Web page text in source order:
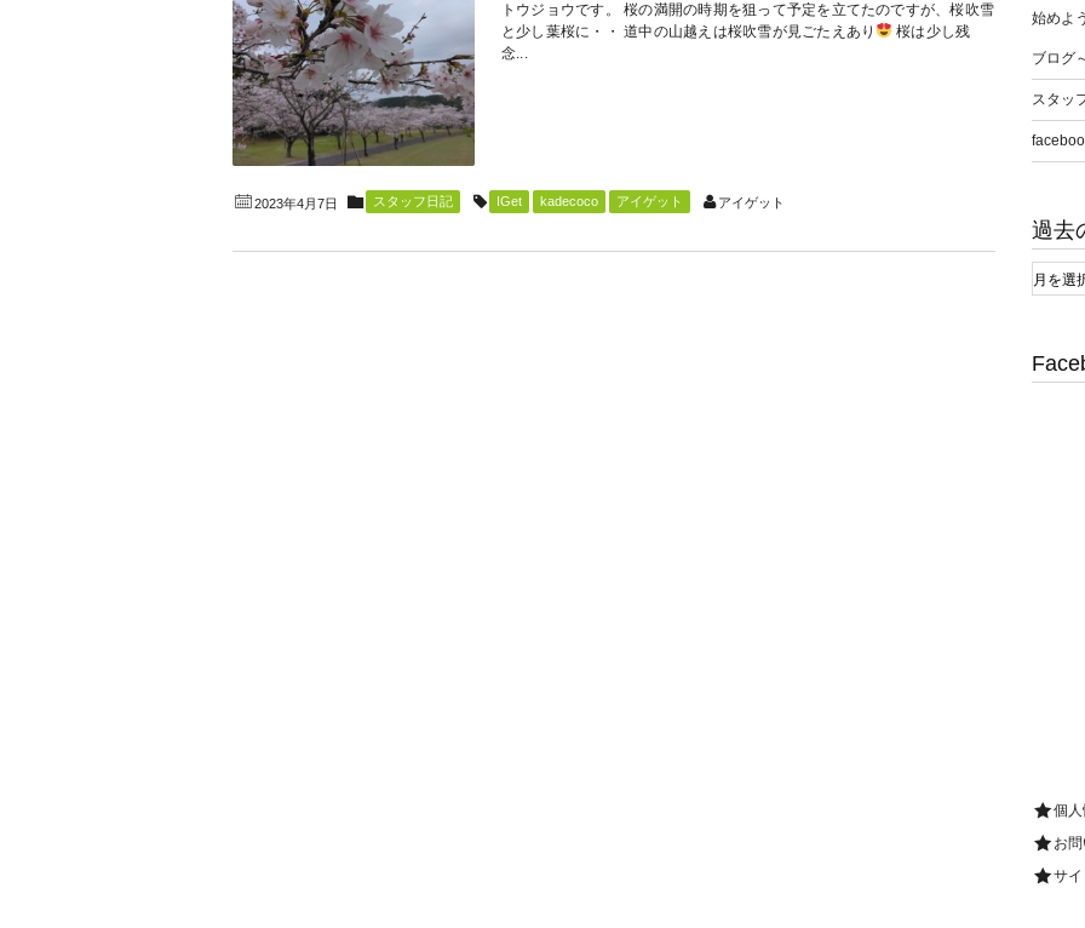
トウジョウです。 桜の満開の時期を狙って予定を立てたのですが、桜吹雪
と少し葉桜に・・ 道中の山越えは桜吹雪が見ごたえあり
桜は少し残
念...
2023年4月7日 スタッフ日記 IGet kadecoco アイゲット アイゲット
始めよ
ブログ
スタッ
過去
個
お
サ